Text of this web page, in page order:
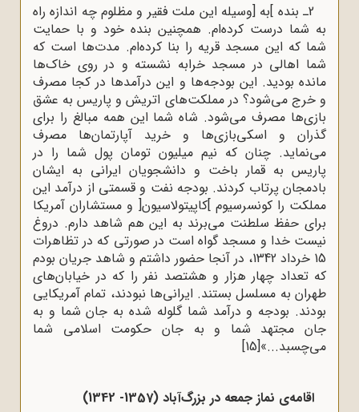
2ـ بنده ]به [وسیله‌ این ملت فقیر و مظلوم چه اندازه راه
به شما درست کرده‌ام. همچنین بنده خود و با حمایت
شما که این مسجد قریه را بنا کرده‌ام. مدت‌ها است که
شما اهالى در مسجد خرابه نشسته و در روى خاک‌ها
مانده بودید. این بودجه‌ها و این درآمدها در کجا مصرف
و خرج مى‌شود؟ در مملکت‌هاى اتریش و پاریس به عشق
بازى‌ها مصرف مى‌شود. شاه شما این همه مبالغ را براى
گذران و اسکى‌بازى‌ها و خرید آپارتمان‌ها مصرف
مى‌نماید. چنان که نیم میلیون تومان پول شما را در
پاریس به قمار باخت و دانشجویان ایرانى به ایشان
بادمجان پرتاب کردند. بودجه‌ نفت و قسمتى از درآمد این
مملکت را کونسرسیوم ]کاپیتولاسیون[ و مستشاران آمریکا
براى حفظ سلطنت مى‌برند به این هم شاهد دارم. دروغ
نیست خدا و مسجد گواه است در صورتى که در تظاهرات
15 خرداد 1342، در آنجا حضور داشتم و شاهد جریان بودم
که تعداد چهار هزار و هشتصد نفر را که در خیابان‌هاى
طهران به مسلسل بستند. ایرانى‌ها نبودند، تمام آمریکایى
بودند. بودجه و درآمد شما گلوله شده به جان شما و به
جان مجتهد شما و به جان حکومت اسلامى شما
مى‌چسبد...»[15]
اقامه‌ى نماز جمعه در بزرگ‌آباد (1357- 1342)